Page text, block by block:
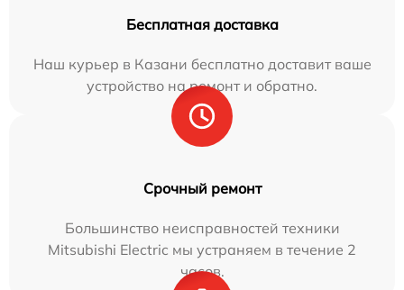
Бесплатная доставка
Наш курьер в Казани бесплатно доставит ваше
устройство на ремонт и обратно.
Срочный ремонт
Большинство неисправностей техники
Mitsubishi Electric мы устраняем в течение 2
часов.